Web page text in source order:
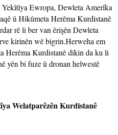
Ewropa, Dewleta Amerîka
û Hikûmeta Herêma Kurdistanê
rê li ber van êrişên Dewleta
kirinên wê bigrin.Herweha em
Herêma Kurdistanê dikin da ku li
yên bi fuze û dronan helwestê
Welatparêzên Kurdistanê